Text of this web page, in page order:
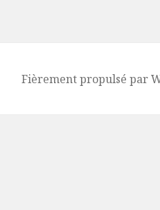
Fièrement propulsé par